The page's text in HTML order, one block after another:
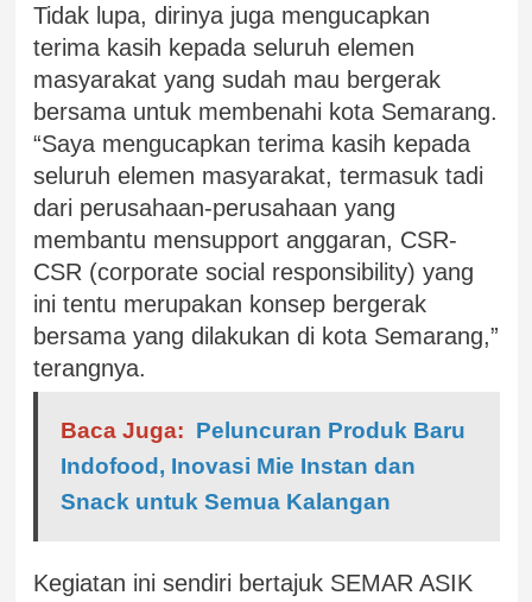
Tidak lupa, dirinya juga mengucapkan
terima kasih kepada seluruh elemen
masyarakat yang sudah mau bergerak
bersama untuk membenahi kota Semarang.
“Saya mengucapkan terima kasih kepada
seluruh elemen masyarakat, termasuk tadi
dari perusahaan-perusahaan yang
membantu mensupport anggaran, CSR-
CSR (corporate social responsibility) yang
ini tentu merupakan konsep bergerak
bersama yang dilakukan di kota Semarang,”
terangnya.
Baca Juga: Peluncuran Produk Baru
Indofood, Inovasi Mie Instan dan
Snack untuk Semua Kalangan
Kegiatan ini sendiri bertajuk SEMAR ASIK